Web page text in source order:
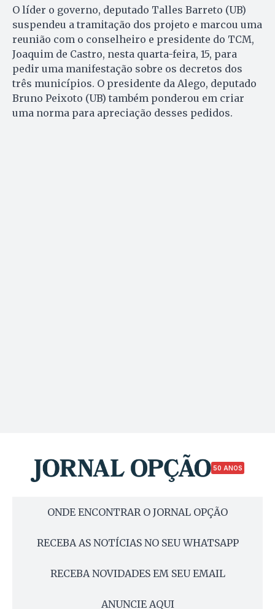
O líder o governo, deputado Talles Barreto (UB)
suspendeu a tramitação dos projeto e marcou uma
reunião com o conselheiro e presidente do TCM,
Joaquim de Castro, nesta quarta-feira, 15, para
pedir uma manifestação sobre os decretos dos
três municípios. O presidente da Alego, deputado
Bruno Peixoto (UB) também ponderou em criar
uma norma para apreciação desses pedidos.
50 ANOS
ONDE ENCONTRAR O JORNAL OPÇÃO
RECEBA AS NOTÍCIAS NO SEU WHATSAPP
RECEBA NOVIDADES EM SEU EMAIL
ANUNCIE AQUI